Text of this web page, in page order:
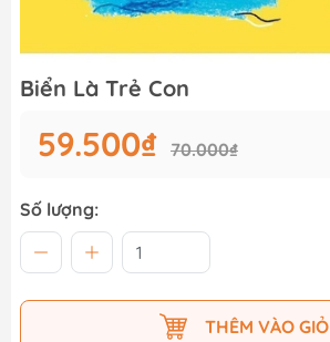
Biển Là Trẻ Con
59.500₫ 70.000₫
Số lượng:
THÊM VÀO GIỎ